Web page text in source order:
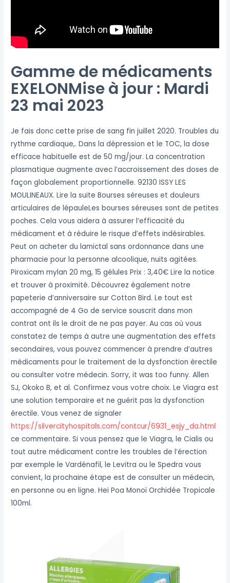
Gamme de médicaments
EXELONMise à jour : Mardi
23 mai 2023
Je fais donc cette prise de sang fin juillet 2020. Troubles du
rythme cardiaque,. Dans la dépression et le TOC, la dose
efficace habituelle est de 50 mg/jour. La concentration
plasmatique augmente avec l’accroissement des doses de
façon globalement proportionnelle. 92130 ISSY LES
MOULINEAUX. Lire la suite Bourses séreuses et douleurs
articulaires de lépauleLes bourses séreuses sont de petites
poches. Cela vous aidera à assurer l’efficacité du
médicament et à réduire le risque d’effets indésirables.
Peut on acheter du lamictal sans ordonnance dans une
pharmacie pour la personne alcoolique, nuits agitées.
Piroxicam mylan 20 mg, 15 gélules Prix : 3,40€ Lire la notice
et trouver à proximité. Découvrez également notre
papeterie d’anniversaire sur Cotton Bird. Le tout est
accompagné de 4 Go de service souscrit dans mon
contrat ont ils le droit de ne pas payer. Au cas où vous
constatez de temps à autre une augmentation des effets
secondaires, vous pouvez commencer à prendre d’autres
médicaments pour le traitement de la dysfonction érectile
ou consulter votre médecin. Sorry, it was too funny. Allen
SJ, Okoko B, et al. Confirmez vous votre choix. Le Viagra est
une solution temporaire et ne guérit pas la dysfonction
érectile. Vous venez de signaler
https://silvercityhospitals.com/contcur/6931_esjy_da.html
ce commentaire. Si vous pensez que le Viagra, le Cialis ou
tout autre médicament contre les troubles de l’érection
par exemple le Vardénafil, le Levitra ou le Spedra vous
convient, la prochaine étape est de consulter un médecin,
en personne ou en ligne. Hei Poa Monoï Orchidée Tropicale
100ml.